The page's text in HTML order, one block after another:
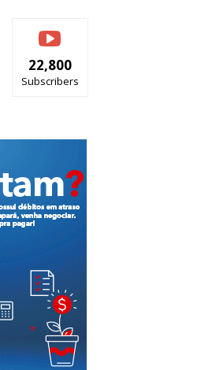
22,800
Subscribers